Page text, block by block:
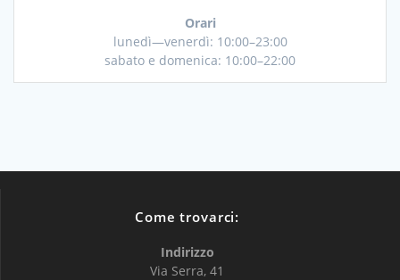
Orari
lunedì—venerdì: 10:00–23:00
sabato e domenica: 10:00–22:00
Come trovarci:
Indirizzo
Via Serra, 41